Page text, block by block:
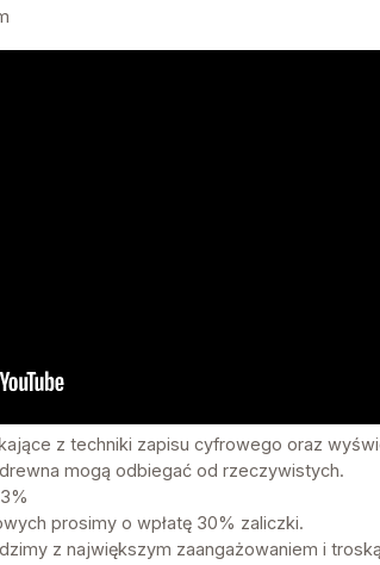
z techniki zapisu cyfrowego oraz
mogą odbiegać od rzeczywistych.
prosimy o wpłatę 30% zaliczki.
z największym zaangażowaniem i